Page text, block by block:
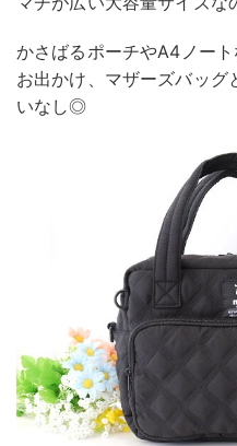
かさばるポーチやA4ノー
お出かけ、マザーズバッグ
いなし◎